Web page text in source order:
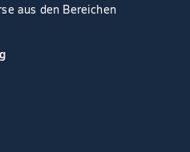
aus den Bereichen